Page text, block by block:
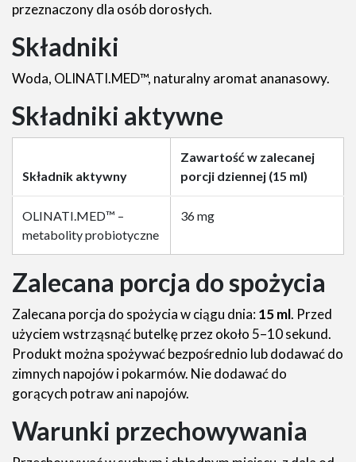
przeznaczony dla osób dorosłych.
Składniki
Woda, OLINATI.MED™, naturalny aromat ananasowy.
Składniki aktywne
Składnik aktywny
Zawartość w zalecanej
porcji dziennej (15 ml)
OLINATI.MED™ –
metabolity probiotyczne
36 mg
Zalecana porcja do spożycia
Zalecana porcja do spożycia w ciągu dnia:15 ml. Przed
użyciem wstrząsnąć butelkę przez około 5–10 sekund.
Produkt można spożywać bezpośrednio lub dodawać do
zimnych napojów i pokarmów. Nie dodawać do
gorących potraw ani napojów.
Warunki przechowywania